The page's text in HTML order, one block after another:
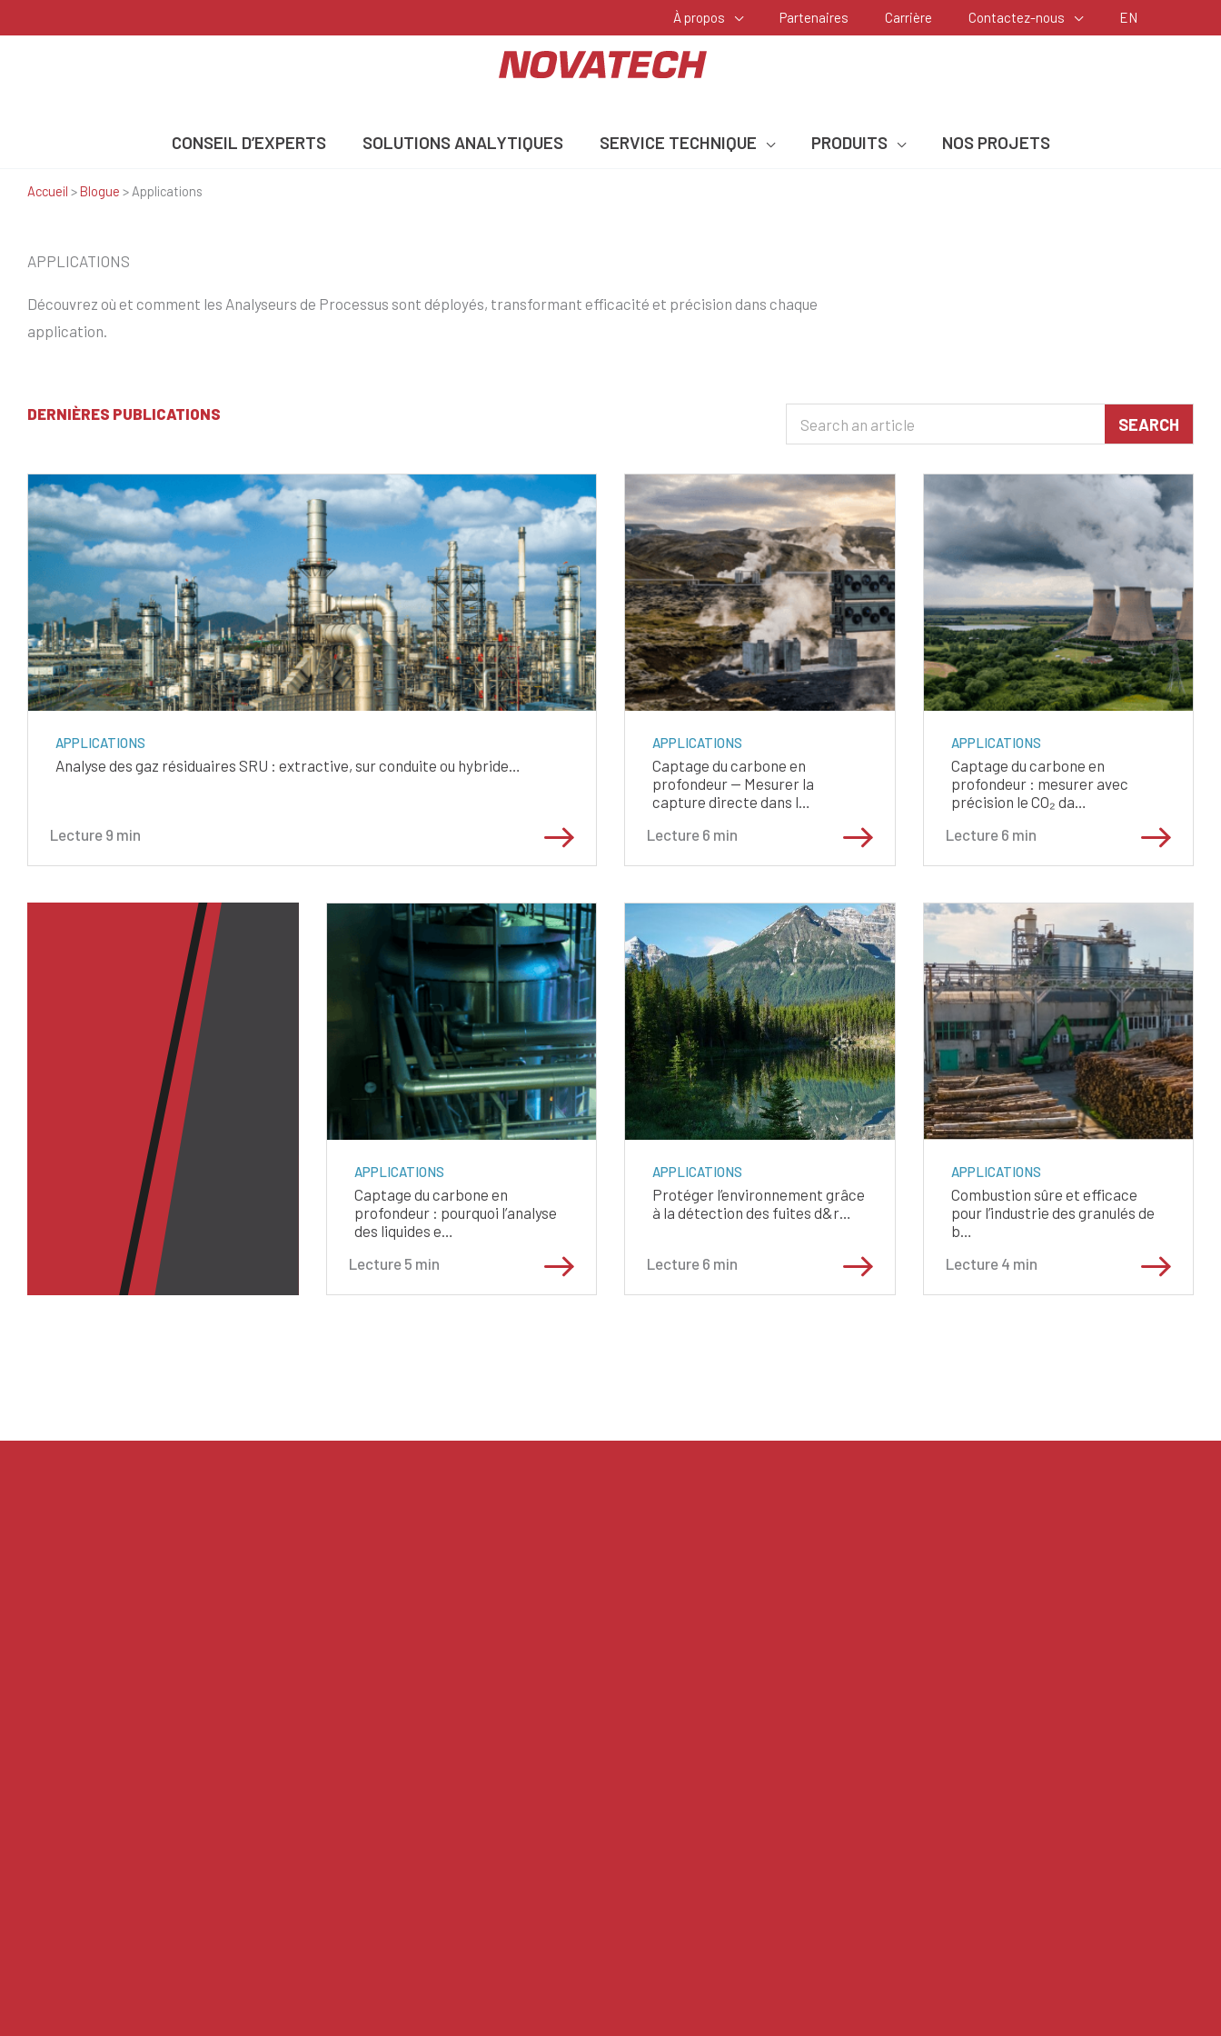
au
À propos Partenaires Carrière Contactez-nous EN
CONSEIL D’EXPERTS SOLUTIONS ANALYTIQUES SERVICE TECHNIQUE PRODUITS NOS PROJETS
Accueil > Blogue > Applications
APPLICATIONS
Découvrez où et comment les Analyseurs de Processus sont déployés, transformant efficacité et précision dans chaque
application.
DERNIÈRES PUBLICATIONS Rechercher SEARCH
APPLICATIONS
Analyse des gaz résiduaires SRU : extractive, sur conduite ou hybride…
Lecture 9 min
APPLICATIONS
Captage du carbone en
profondeur — Mesurer la
capture directe dans l…
Lecture 6 min
APPLICATIONS
Captage du carbone en
profondeur : mesurer avec
précision le CO₂ da…
Lecture 6 min
APPLICATIONS
Captage du carbone en
profondeur : pourquoi l’analyse
des liquides e…
Lecture 5 min
APPLICATIONS
Protéger l’environnement grâce
à la détection des fuites d&r…
Lecture 6 min
APPLICATIONS
Combustion sûre et efficace
pour l’industrie des granulés de
b…
Lecture 4 min